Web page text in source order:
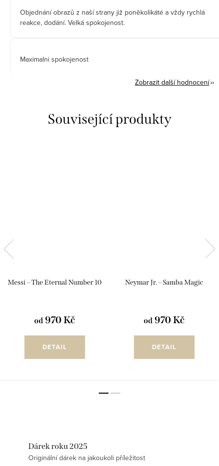
Objednání obrazů z naší strany již poněkolikáté a vždy rychlá
reakce, dodání. Velká spokojenost.
Maximalni spokojenost
Zobrazit další hodnocení
Související produkty
Messi – The Eternal Number 10
od 970 Kč
DETAIL
Neymar Jr. – Samba Magic
od 970 Kč
DETAIL
Dárek roku 2025
Originální dárek na jakoukoli příležitost